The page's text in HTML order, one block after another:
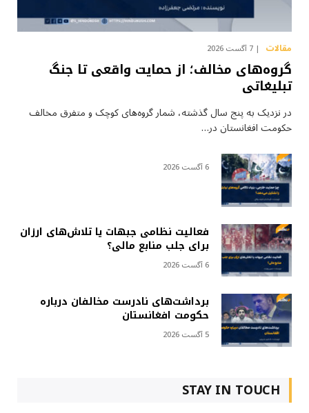
مقالات 7 آگست 2026
گروه‌های مخالف؛ از حمایت واقعی تا جنگ
تبلیغاتی
در نزدیک به پنج سال گذشته، شمار گروه‌های کوچک و متفرق مخالف
حکومت افغانستان در…
6 آگست 2026
فعالیت نظامی جبهات یا تلاش‌های ارزان
برای جلب منابع مالی؟
6 آگست 2026
برداشت‌های نادرست مخالفان درباره
حکومت افغانستان
5 آگست 2026
STAY IN TOUCH